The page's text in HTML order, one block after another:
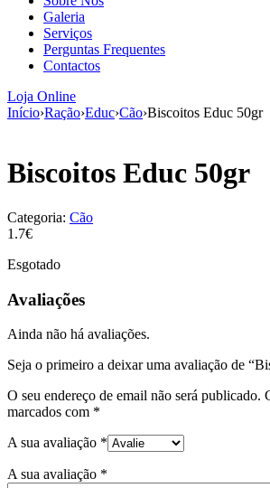
Galeria
Serviços
Perguntas Frequentes
Contactos
Loja Online
Início›Ração›Educ›Cão›Biscoitos Educ 50gr
Biscoitos Educ 50gr
Categoria: Cão
1.7€
Esgotado
Avaliações
Ainda não há avaliações.
Seja o primeiro a deixar uma avaliação de
O seu endereço de email não será publicado.
marcados com *
A sua avaliação *
A sua avaliação *
aumenta a
probabilidade
de ver
conteúdo e
ofertas